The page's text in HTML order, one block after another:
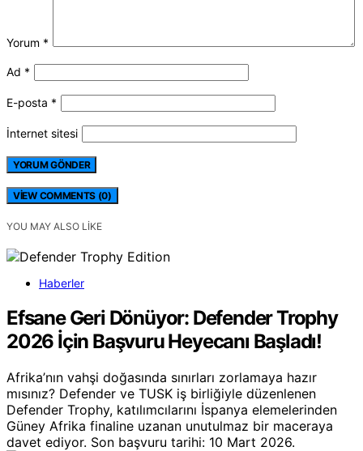
Yorum *
Ad *
E-posta *
İnternet sitesi
VIEW COMMENTS (0)
YOU MAY ALSO LIKE
Haberler
Efsane Geri Dönüyor: Defender Trophy
2026 İçin Başvuru Heyecanı Başladı!
Afrika’nın vahşi doğasında sınırları zorlamaya hazır
mısınız? Defender ve TUSK iş birliğiyle düzenlenen
Defender Trophy, katılımcılarını İspanya elemelerinden
Güney Afrika finaline uzanan unutulmaz bir maceraya
davet ediyor. Son başvuru tarihi: 10 Mart 2026.